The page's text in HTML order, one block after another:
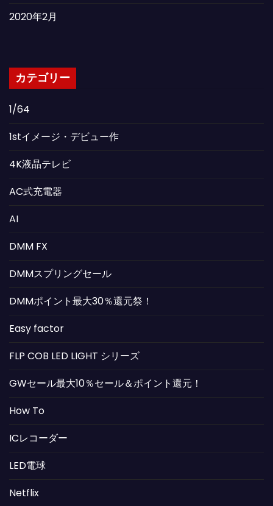
2020年2月
カテゴリー
1/64
1stイメージ・デビュー作
4K液晶テレビ
AC式充電器
AI
DMM FX
DMMスプリングセール
DMMポイント最大30％還元祭！
Easy factor
FLP COB LED LIGHT シリーズ
GWセール最大10％セール＆ポイント還元！
How To
ICレコーダー
LED電球
Netflix